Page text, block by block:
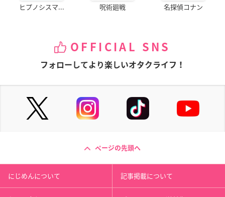
ヒプノシスマ... 呪術廻戦 名探偵コナン
OFFICIAL SNS
フォローしてより楽しいオタクライフ！
ページの先頭へ
にじめんについて 記事掲載について